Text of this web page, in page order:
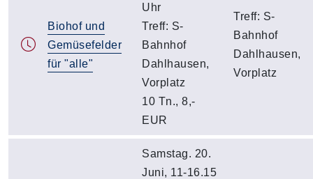
Biohof und
Gemüsefelder
für "alle"
Uhr
Treff: S-
Bahnhof
Dahlhausen,
Vorplatz
10 Tn., 8,-
EUR
Treff: S-
Bahnhof
Dahlhausen,
Vorplatz
Samstag. 20.
Juni, 11-16.15